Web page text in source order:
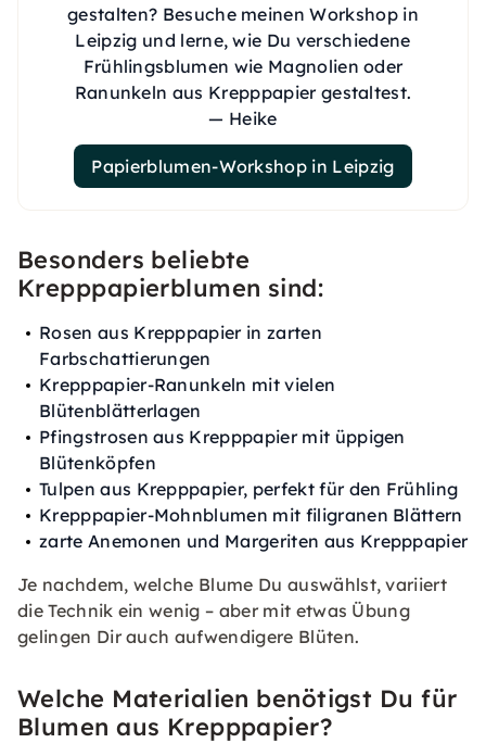
gestalten? Besuche meinen Workshop in
Leipzig und lerne, wie Du verschiedene
Frühlingsblumen wie Magnolien oder
Ranunkeln aus Krepppapier gestaltest.
— Heike
Papierblumen-Workshop in Leipzig
Besonders beliebte
Krepppapierblumen sind:
Rosen aus Krepppapier in zarten
Farbschattierungen
Krepppapier-Ranunkeln mit vielen
Blütenblätterlagen
Pfingstrosen aus Krepppapier mit üppigen
Blütenköpfen
Tulpen aus Krepppapier, perfekt für den Frühling
Krepppapier-Mohnblumen mit filigranen Blättern
zarte Anemonen und Margeriten aus Krepppapier
Je nachdem, welche Blume Du auswählst, variiert
die Technik ein wenig – aber mit etwas Übung
gelingen Dir auch aufwendigere Blüten.
Welche Materialien benötigst Du für
Blumen aus Krepppapier?